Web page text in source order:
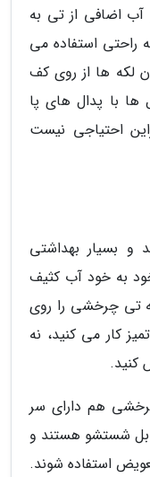
آب اضافی از تی به
راحتی استفاده می
لکه ها از روی کف
ها با پدال های پا
احتیاجی نیست
و بسیار بهداشتی
به خود آب کثیف
تی چرخشی را روی
کار می کنید، نه
کنید.
هم دارای سر
شستشو هستند و
استفاده شوند.